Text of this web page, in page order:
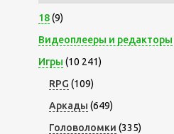
18(9)
Видеоплееры и редакторы
Игры (10 241)
RPG (109)
Аркады (649)
Головоломки (335)